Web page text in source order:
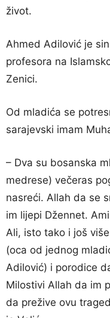
život.
Ahmed Adilović je
profesora na
Zenici.
Od mladića se
sarajevski imam
– Dva su bosanska
medrese) večeras
nasreći. Allah da se
im lijepi Džennet.
Ali, isto tako i još
(oca od jednog
Adilović) i porodice
Milostivi Allah da im
da prežive ovu